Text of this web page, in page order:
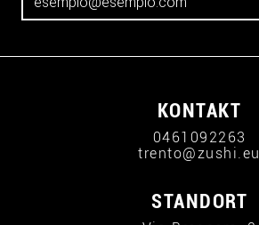
KONTAKT
0461092263
trento@zushi.eu
STANDORT